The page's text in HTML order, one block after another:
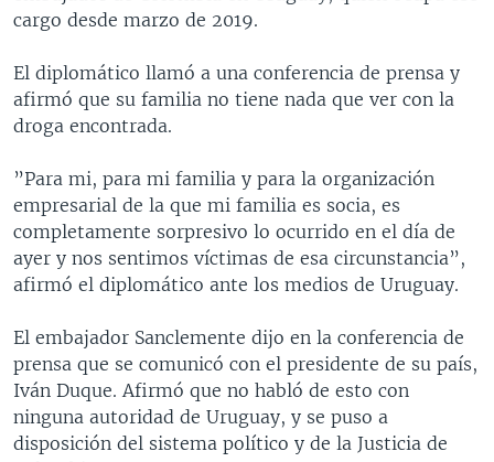
cargo desde marzo de 2019.
El diplomático llamó a una conferencia de prensa y
afirmó que su familia no tiene nada que ver con la
droga encontrada.
”Para mi, para mi familia y para la organización
empresarial de la que mi familia es socia, es
completamente sorpresivo lo ocurrido en el día de
ayer y nos sentimos víctimas de esa circunstancia”,
afirmó el diplomático ante los medios de Uruguay.
El embajador Sanclemente dijo en la conferencia de
prensa que se comunicó con el presidente de su país,
Iván Duque. Afirmó que no habló de esto con
ninguna autoridad de Uruguay, y se puso a
disposición del sistema político y de la Justicia de